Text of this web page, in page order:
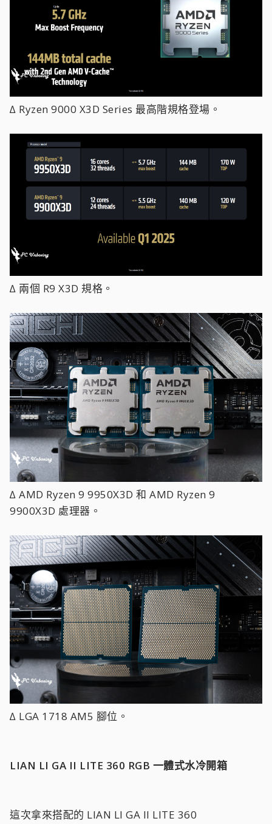
∆ Ryzen 9000 X3D Series 最高階規格登場。
∆ 兩個 R9 X3D 規格。
∆ AMD Ryzen 9 9950X3D 和 AMD Ryzen 9
9900X3D 處理器。
∆ LGA 1718 AM5 腳位。
LIAN LI GA II LITE 360 RGB 一體式水冷開箱
這次拿來搭配的 LIAN LI GA II LITE 360